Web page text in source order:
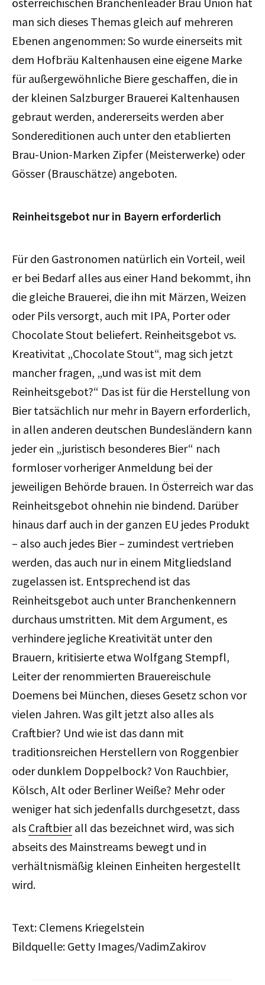
man sich dieses Themas gleich auf mehreren
Ebenen angenommen: So wurde einerseits mit
dem Hofbräu Kaltenhausen eine eigene Marke
für außergewöhnliche Biere geschaffen, die in
der kleinen Salzburger Brauerei Kaltenhausen
gebraut werden, andererseits werden aber
Sondereditionen auch unter den etablierten
Brau-Union-Marken Zipfer (Meisterwerke) oder
Gösser (Brauschätze) angeboten.
Reinheitsgebot nur in Bayern erforderlich
Für den Gastronomen natürlich ein Vorteil, weil
er bei Bedarf alles aus einer Hand bekommt, ihn
die gleiche Brauerei, die ihn mit Märzen, Weizen
oder Pils versorgt, auch mit IPA, Porter oder
Chocolate Stout beliefert. Reinheitsgebot vs.
Kreativitat „Chocolate Stout“, mag sich jetzt
mancher fragen, „und was ist mit dem
Reinheitsgebot?“ Das ist für die Herstellung von
Bier tatsächlich nur mehr in Bayern erforderlich,
in allen anderen deutschen Bundesländern kann
jeder ein „juristisch besonderes Bier“ nach
formloser vorheriger Anmeldung bei der
jeweiligen Behörde brauen. In Österreich war das
Reinheitsgebot ohnehin nie bindend. Darüber
hinaus darf auch in der ganzen EU jedes Produkt
– also auch jedes Bier – zumindest vertrieben
werden, das auch nur in einem Mitgliedsland
zugelassen ist. Entsprechend ist das
Reinheitsgebot auch unter Branchenkennern
durchaus umstritten. Mit dem Argument, es
verhindere jegliche Kreativität unter den
Brauern, kritisierte etwa Wolfgang Stempfl,
Leiter der renommierten Brauereischule
Doemens bei München, dieses Gesetz schon vor
vielen Jahren. Was gilt jetzt also alles als
Craftbier? Und wie ist das dann mit
traditionsreichen Herstellern von Roggenbier
oder dunklem Doppelbock? Von Rauchbier,
Kölsch, Alt oder Berliner Weiße? Mehr oder
weniger hat sich jedenfalls durchgesetzt, dass
als Craftbierall das bezeichnet wird, was sich
abseits des Mainstreams bewegt und in
verhältnismäßig kleinen Einheiten hergestellt
wird.
Text: Clemens Kriegelstein
Bildquelle: Getty Images/VadimZakirov